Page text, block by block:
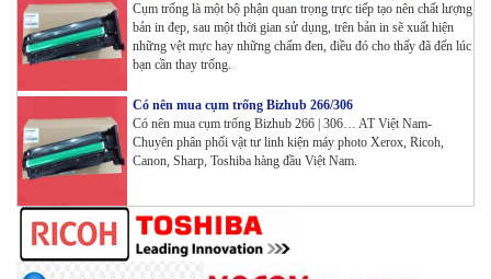
Máy in Đa chức năng G&G GM3310DW in , scan ,
Copy , Wifi , Lan
Tham Khảo
Mực ống Ricoh MP 3554 _MP 2554 | 2555 | 3054 |
3554 | 3055 | 3555 | 4054 | 5054 | 6054 | 4055 | 5055 |
6055 | IM 2500 | IM 3000 | IM 3500 | IM 4000 | IM
5000 | IM 6000_ MP3554_700G_BIASDO
Mực in HP LaserJet Enterprise M610dn | M611dn |
M611x | M612dn | M612x | MFP M634 | MFP M635 |
Cụm trống là một bộ phận quan trọng trực tiếp tạo nên chất lượng
bản in đẹp, sau một thời gian sử dụng, trên bản in sẽ xuất hiện
những vệt mực hay những chấm đen, điều đó cho thấy đã đến lúc
bạn cần thay trống.
Có nên mua cụm trống Bizhub 266/306
Có nên mua cụm trống Bizhub 266 | 306… AT Việt Nam-
Chuyên phân phối vật tư linh kiện máy photo Xerox, Ricoh,
Canon, Sharp, Toshiba hàng đầu Việt Nam.